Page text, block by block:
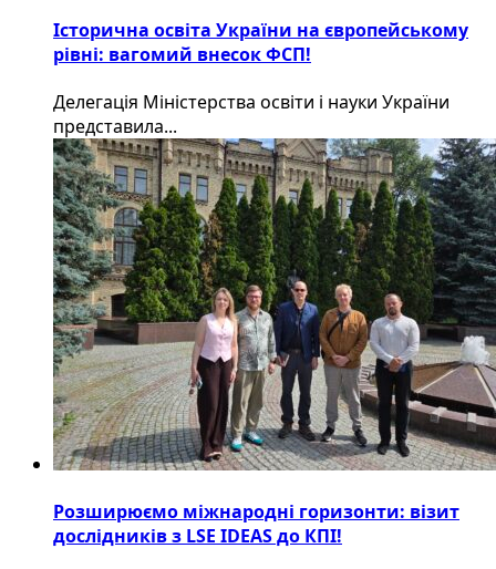
Історична освіта України на європейському
рівні: вагомий внесок ФСП!
Делегація Міністерства освіти і науки України
представила...
Розширюємо міжнародні горизонти: візит
дослідників з LSE IDEAS до КПІ!